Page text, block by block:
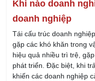
Khi nào doanh
doanh nghiệp
Tái cấu trúc doanh
gặp các khó khăn trong
hiệu quả nhiều trì trệ,
phát triển. Đặc biệt, khi
khiến các doanh nghiệp